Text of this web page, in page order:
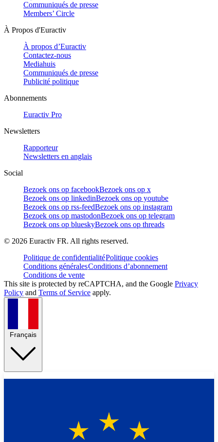
Communiqués de presse
Members’ Circle
À Propos d'Euractiv
À propos d’Euractiv
Contactez-nous
Mediahuis
Communiqués de presse
Publicité politique
Abonnements
Euractiv Pro
Newsletters
Rapporteur
Newsletters en anglais
Social
Bezoek ons op facebookBezoek ons op x
Bezoek ons op linkedinBezoek ons op youtube
Bezoek ons op rss-feedBezoek ons op instagram
Bezoek ons op mastodonBezoek ons op telegram
Bezoek ons op blueskyBezoek ons op threads
© 2026 Euractiv FR. All rights reserved.
Politique de confidentialitéPolitique cookies
Conditions généralesConditions d’abonnement
Conditions de vente
This site is protected by reCAPTCHA, and the Google Privacy
Policy and Terms of Service apply.
Français